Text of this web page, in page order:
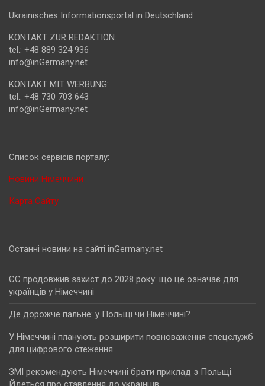
Ukrainisches Informationsportal in Deutschland
KONTAKT ZUR REDAKTION:
tel.: +48 889 324 936
info@inGermany.net
KONTAKT MIT WERBUNG:
tel.: +48 730 703 643
info@inGermany.net
Cписок сервісів порталу:
Новини Німеччини
Карта Сайту
Останні новини на сайті inGermany.net
ЄС продовжив захист до 2028 року: що це означає для
українців у Німеччині
Де дорожче пальне: у Польщі чи Німеччині?
У Німеччині планують розширити повноваження спецслужб
для цифрового стеження
ЗМІ рекомендують Німеччині брати приклад з Польщі.